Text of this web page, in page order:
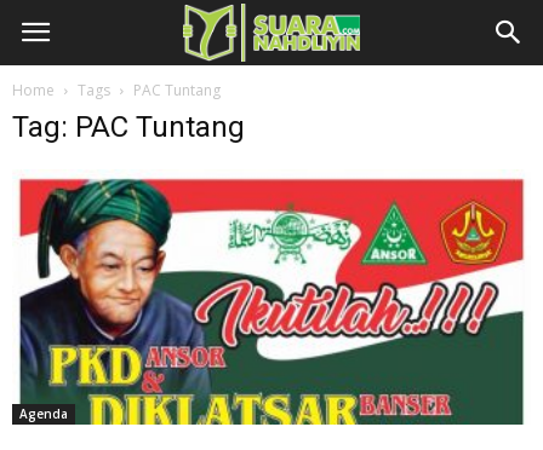
Home Tags PAC Tuntang
Tag: PAC Tuntang
Agenda